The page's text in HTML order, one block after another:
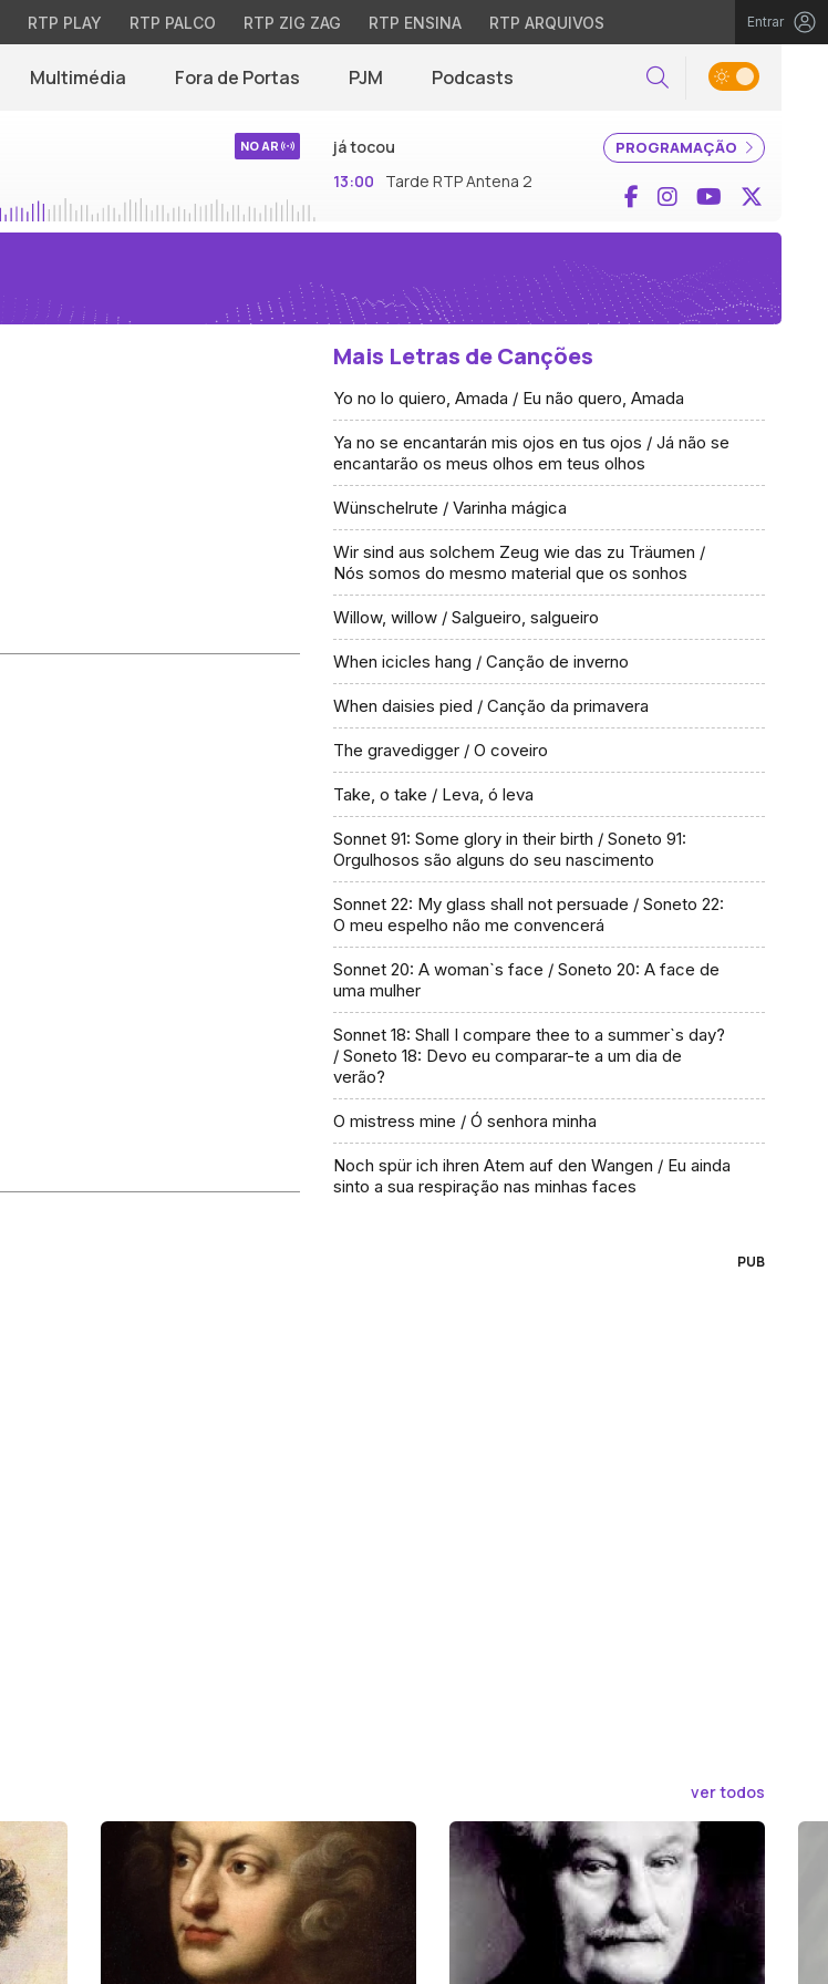
RTP PLAY RTP PALCO RTP ZIG ZAG RTP ENSINA RTP ARQUIVOS Entrar
Multimédia Fora de Portas PJM Podcasts Pesquisar
NO AR PROGRAMAÇÃO
já tocou
13:00
Tarde RTP Antena 2 Facebook
InstagramYouTube
Mais Letras de Canções
Yo no lo quiero, Amada / Eu não quero, Amada
Ya no se encantarán mis ojos en tus ojos / Já não se
encantarão os meus olhos em teus olhos
Wünschelrute / Varinha mágica
Wir sind aus solchem Zeug wie das zu Träumen /
Nós somos do mesmo material que os sonhos
Willow, willow / Salgueiro, salgueiro
When icicles hang / Canção de inverno
When daisies pied / Canção da primavera
The gravedigger / O coveiro
Take, o take / Leva, ó leva
Sonnet 91: Some glory in their birth / Soneto 91:
Orgulhosos são alguns do seu nascimento
Sonnet 22: My glass shall not persuade / Soneto 22:
O meu espelho não me convencerá
Sonnet 20: A woman`s face / Soneto 20: A face de
uma mulher
Sonnet 18: Shall I compare thee to a summer`s day?
/ Soneto 18: Devo eu comparar-te a um dia de
verão?
O mistress mine / Ó senhora minha
Noch spür ich ihren Atem auf den Wangen / Eu ainda
sinto a sua respiração nas minhas faces
PUB
ver todos